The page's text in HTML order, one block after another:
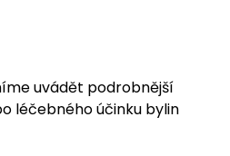
uvádět podrobnější
léčebného účinku bylin